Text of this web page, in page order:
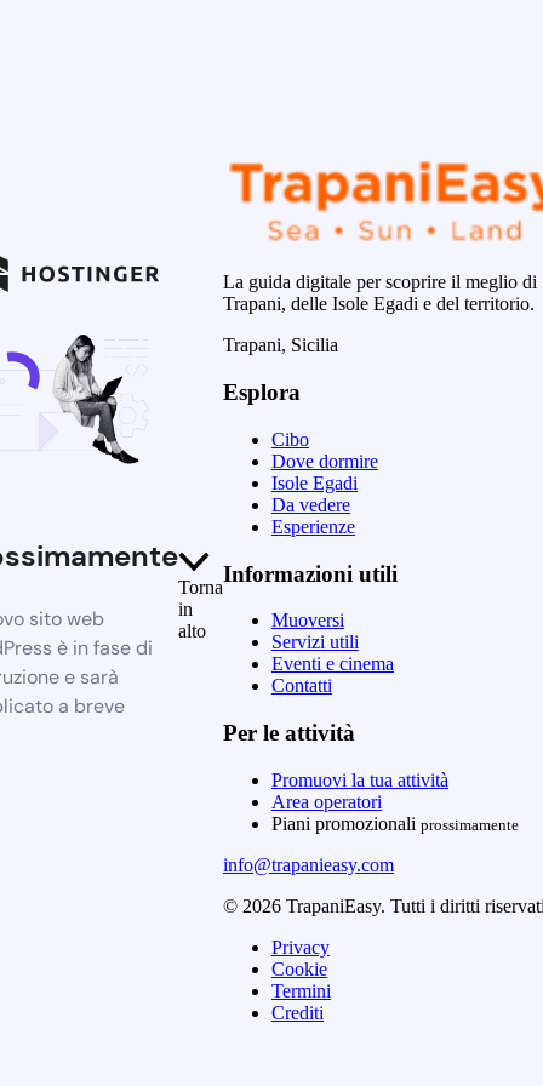
sito web
è in fase di
e sarà
a breve
Torna
in
alto
La guida digitale per scoprire il meglio di
Trapani, delle Isole Egadi e del territorio.
Trapani, Sicilia
Esplora
Cibo
Dove dormire
Isole Egadi
Da vedere
Esperienze
Informazioni utili
Muoversi
Servizi utili
Eventi e cinema
Contatti
Per le attività
Promuovi la tua attività
Area operatori
Piani promozionali prossimamente
info@trapanieasy.com
© 2026 TrapaniEasy. Tutti i diritti
Privacy
Cookie
Termini
Crediti